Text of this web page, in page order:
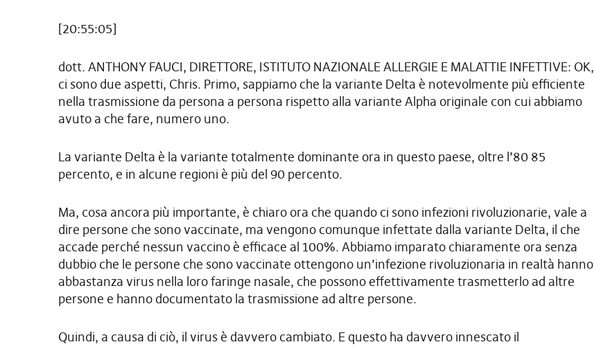
[20:55:05]
dott. ANTHONY FAUCI, DIRETTORE, ISTITUTO NAZIONALE ALLERGIE E MALATTIE INFETTIVE: OK,
ci sono due aspetti, Chris. Primo, sappiamo che la variante Delta è notevolmente più efficiente
nella trasmissione da persona a persona rispetto alla variante Alpha originale con cui abbiamo
avuto a che fare, numero uno.
La variante Delta è la variante totalmente dominante ora in questo paese, oltre l’80 85
percento, e in alcune regioni è più del 90 percento.
Ma, cosa ancora più importante, è chiaro ora che quando ci sono infezioni rivoluzionarie, vale a
dire persone che sono vaccinate, ma vengono comunque infettate dalla variante Delta, il che
accade perché nessun vaccino è efficace al 100%. Abbiamo imparato chiaramente ora senza
dubbio che le persone che sono vaccinate ottengono un’infezione rivoluzionaria in realtà hanno
abbastanza virus nella loro faringe nasale, che possono effettivamente trasmetterlo ad altre
persone e hanno documentato la trasmissione ad altre persone.
Quindi, a causa di ciò, il virus è davvero cambiato. E questo ha davvero innescato il